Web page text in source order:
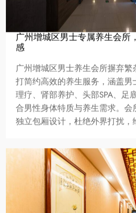
广州增城区男士专属养生会所
感
广州增城区男士养生会所摒弃
打简约高效的养生服务，涵盖
理疗、肾部养护、头部SPA、足
合男性身体特质与养生需求。会
独立包厢设计，杜绝外界打扰